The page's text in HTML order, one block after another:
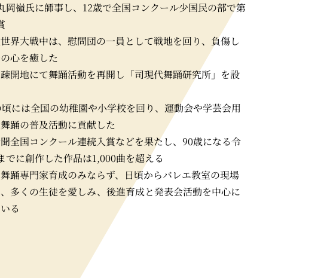
岡嶺氏に師事し、12歳で全国コンクール少国民の部で第
界大戦中は、慰問団の一員として戦地を回り、負傷し
心を癒した
開地にて舞踊活動を再開し「司現代舞踊研究所」を設
には全国の幼稚園や小学校を回り、運動会や学芸会用
踊の普及活動に貢献した
全国コンクール連続入賞などを果たし、90歳になる令
でに創作した作品は1,000曲を超える
踊専門家育成のみならず、日頃からバレエ教室の現場
多くの生徒を愛しみ、後進育成と発表会活動を中心に
る